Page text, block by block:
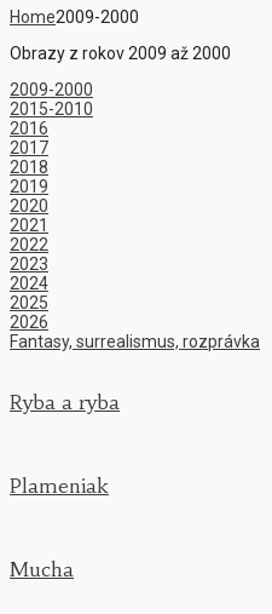
Home2009-2000
Obrazy z rokov 2009 až 2000
2009-2000
2015-2010
2016
2017
2018
2019
2020
2021
2022
2023
2024
2025
2026
Fantasy, surrealismus, rozprávka
Ryba a ryba
Plameniak
Mucha